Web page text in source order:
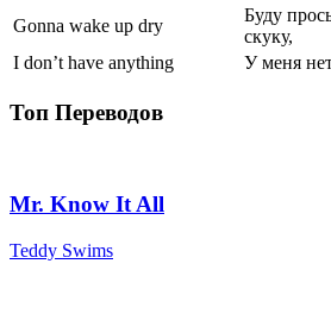
Gonna wake up dry
Буду
скуку,
I don’t have anything
У меня
Топ Переводов
Mr. Know It All
Teddy Swims